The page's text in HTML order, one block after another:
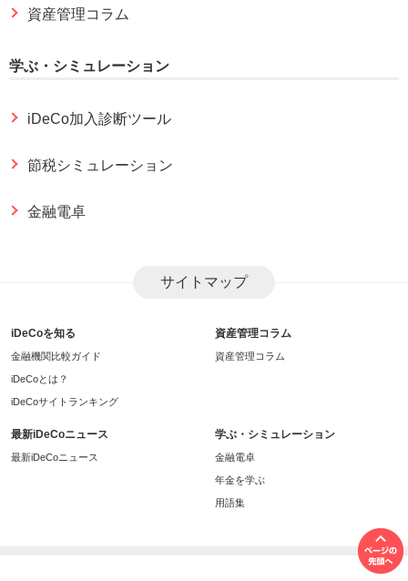
資産管理コラム
学ぶ・シミュレーション
iDeCo加入診断ツール
節税シミュレーション
金融電卓
サイトマップ
iDeCoを知る
金融機関比較ガイド
iDeCoとは？
iDeCoサイトランキング
資産管理コラム
資産管理コラム
最新iDeCoニュース
最新iDeCoニュース
学ぶ・シミュレーション
金融電卓
年金を学ぶ
用語集